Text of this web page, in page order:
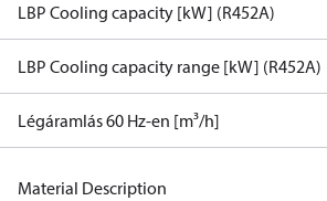
LBP Cooling capacity [kW] (R452A)
LBP Cooling capacity range [kW] (R452A)
Légáramlás 60 Hz-en [m³/h]
Material Description